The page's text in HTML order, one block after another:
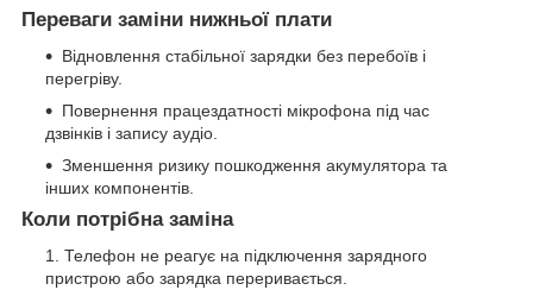
Переваги заміни нижньої плати
Відновлення стабільної зарядки без перебоїв і
перегріву.
Повернення працездатності мікрофона під час
дзвінків і запису аудіо.
Зменшення ризику пошкодження акумулятора та
інших компонентів.
Коли потрібна заміна
Телефон не реагує на підключення зарядного
пристрою або зарядка переривається.